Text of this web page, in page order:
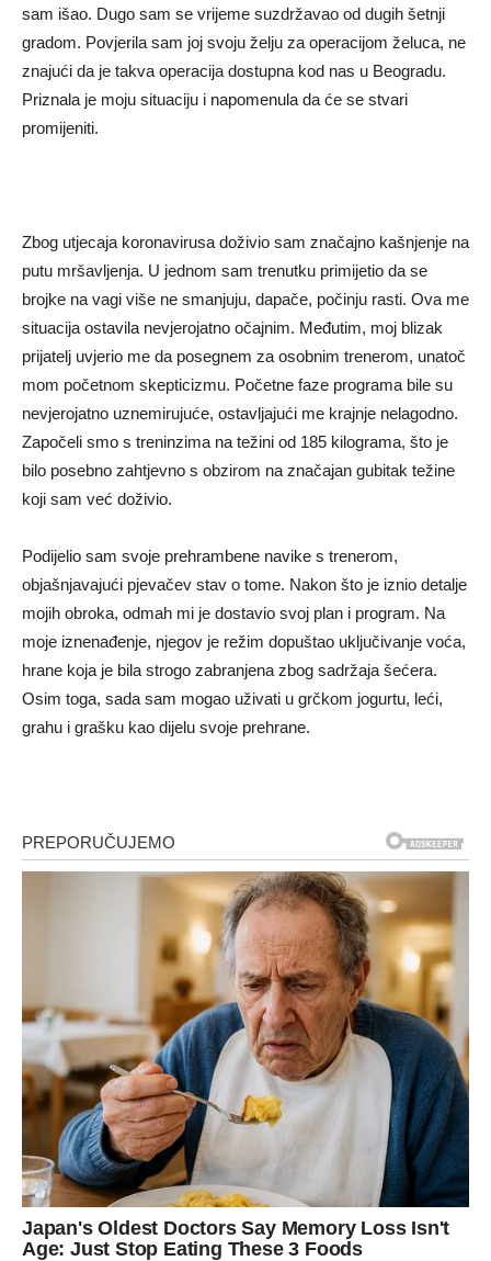
sam išao. Dugo sam se vrijeme suzdržavao od dugih šetnji
gradom. Povjerila sam joj svoju želju za operacijom želuca, ne
znajući da je takva operacija dostupna kod nas u Beogradu.
Priznala je moju situaciju i napomenula da će se stvari
promijeniti.
Zbog utjecaja koronavirusa doživio sam značajno kašnjenje na
putu mršavljenja. U jednom sam trenutku primijetio da se
brojke na vagi više ne smanjuju, dapače, počinju rasti. Ova me
situacija ostavila nevjerojatno očajnim. Međutim, moj blizak
prijatelj uvjerio me da posegnem za osobnim trenerom, unatoč
mom početnom skepticizmu. Početne faze programa bile su
nevjerojatno uznemirujuće, ostavljajući me krajnje nelagodno.
Započeli smo s treninzima na težini od 185 kilograma, što je
bilo posebno zahtjevno s obzirom na značajan gubitak težine
koji sam već doživio.
Podijelio sam svoje prehrambene navike s trenerom,
objašnjavajući pjevačev stav o tome. Nakon što je iznio detalje
mojih obroka, odmah mi je dostavio svoj plan i program. Na
moje iznenađenje, njegov je režim dopuštao uključivanje voća,
hrane koja je bila strogo zabranjena zbog sadržaja šećera.
Osim toga, sada sam mogao uživati ​​u grčkom jogurtu, leći,
grahu i grašku kao dijelu svoje prehrane.